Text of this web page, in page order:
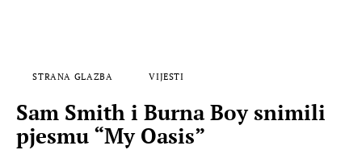
STRANA GLAZBA VIJESTI
Sam Smith i Burna Boy snimili
pjesmu “My Oasis”